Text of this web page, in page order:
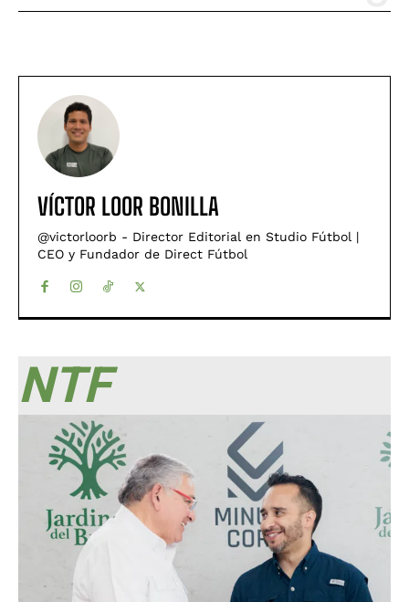
VÍCTOR LOOR BONILLA
@victorloorb - Director Editorial en Studio Fútbol |
CEO y Fundador de Direct Fútbol
NTF